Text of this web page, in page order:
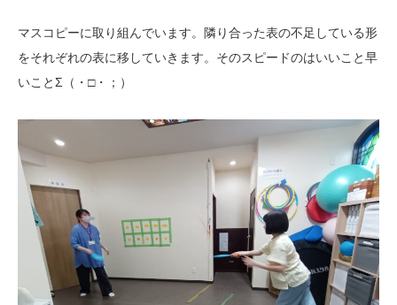
マスコピーに取り組んでいます。隣り合った表の不足している形
をそれぞれの表に移していきます。そのスピードのはいいこと早
いことΣ（・□・；）